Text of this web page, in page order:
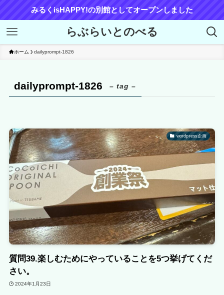
みるくisHAPPY!の別館としてオープンしました
らぶらいとのべる
ホーム dailyprompt-1826
dailyprompt-1826 – tag –
wordpress企画
質問39.楽しむためにやっていることを5つ挙げてくだ
さい。
2024年1月23日